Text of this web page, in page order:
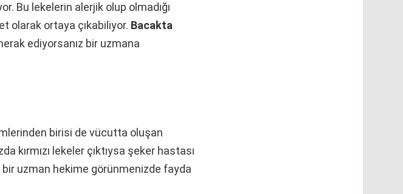
Bu lekelerin alerjik olup olmadığı
olarak ortaya çıkabiliyor. Bacakta
ediyorsanız bir uzmana
birisi de vücutta oluşan
kırmızı lekeler çıktıysa şeker hastası
uzman hekime görünmenizde fayda